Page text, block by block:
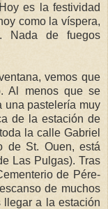
Hoy es la festividad
como la víspera,
Nada de fuegos
vemos que
Al menos que se
una pastelería muy
de la estación de
la calle Gabriel
de St. Ouen, está
Las Pulgas). Tras
de Pére-
de muchos
llegar a la estación